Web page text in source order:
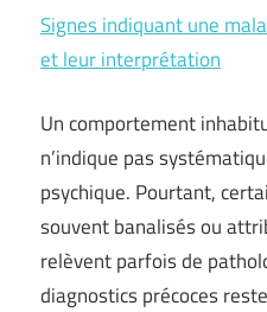
Signes indiquant une
et leur interprétation
Un comportement
n’indique pas
psychique. Pourtant,
souvent banalisés ou
relèvent parfois de
diagnostics précoces